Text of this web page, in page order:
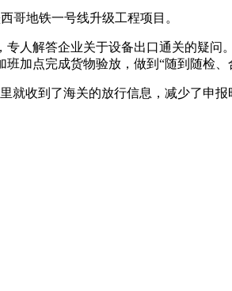
哥地铁一号线升级工程项目。
人解答企业关于设备出口通关的疑问
加点完成货物验放，做到“随到随检、
收到了海关的放行信息，减少了申报